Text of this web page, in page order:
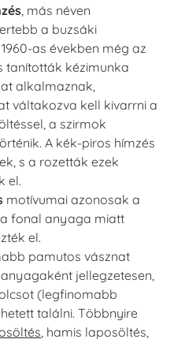
, más néven
a buzsáki
as években még az
tanították kézimunka
alkalmaznak,
váltakozva kell kivarrni a
a szirmok
A kék-piros hímzés
s a rozetták ezek
el.
motívumai azonosak a
fonal anyaga miatt
el.
pamutos vásznat
jellegzetesen,
(legfinomabb
találni. Többnyire
, hamis laposöltés,